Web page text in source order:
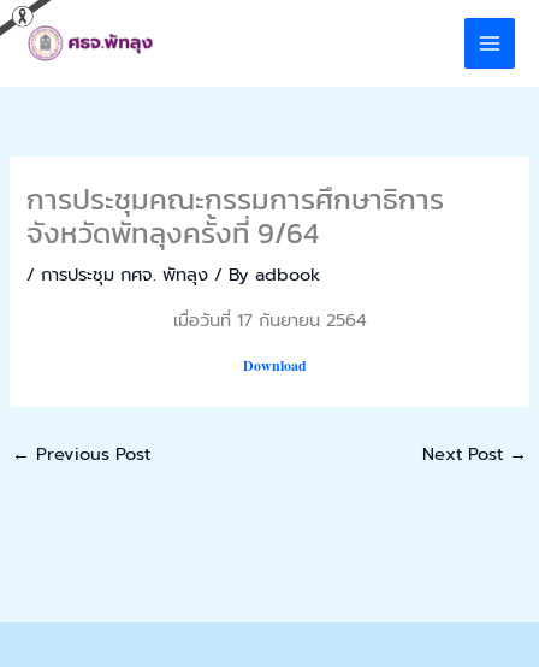
Skip
to
การประชุมคณะกรรมการศึกษาธิการ
จังหวัดพัทลุงครั้งที่ 9/64
/การประชุม กศจ. พัทลุง / Byadbook
เมื่อวันที่ 17 กันยายน 2564
Download
← Previous Post Next Post →